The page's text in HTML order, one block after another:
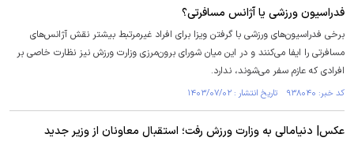
فدراسیون ورزشی یا آژانس مسافرتی؟
برخی فدراسیون‌های ورزشی با گرفتن ویزا برای افراد غیرمرتبط بیشتر نقش آژانس‌های
مسافرتی را ایفا می‌کنند و در این میان شورای برون‌مرزی وزارت ورزش نیز نظارت خاصی بر
افرادی که عازم سفر می‌شوند، ندارد.
کد خبر: ۹۳۸۰۴۰ تاریخ انتشار : ۱۴۰۳/۰۷/۰۲
عکس| دنیامالی به وزارت ورزش رفت؛ استقبال معاونان از وزیر جدید